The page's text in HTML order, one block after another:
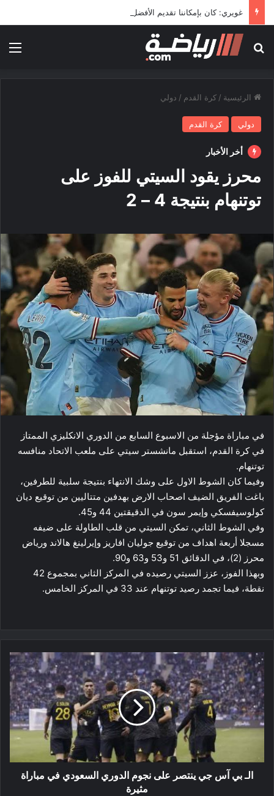
غويري: كان بإمكاننا تقديم الأفضل في المونديال
بحث عن
الرئيسية / كرة القدم / دولي
دولي كرة القدم
أخر الأخبار
محرز يقود السيتي للفوز على
توتنهام بنتيجة 4 – 2
في مباراة مؤجلة من الاسبوع السابع من الدوري الانكليزي الممتاز
في كرة القدم، استقبل ​مانشستر سيتي​ على ​ملعب الاتحاد​ منافسه ​
توتنهام​.
وفيما كان الشوط الاول على وشك الانتهاء بنتيجة سلبية للطرفين،
باغت الفريق الضيف اصحاب الارض بهدفين متتاليين من توقيع ​ديان
كولوسيفسكي​ وإيمر سون في الدقيقتين 44 و45.
وفي الشوط الثاني، تمكن السيتي من قلب الطاولة على ضيفه
مسجلا أربعة اهداف من توقيع جوليان افاريز و​إيرلينغ هالاند​ ورياض
محرز (2)، في الدقائق 51 و53 و63 و90.
وبهذا الفوز، عزز السيتي رصيده في المركز الثاني بمجموع 42
نقطة، فيما تجمد رصيد توتنهام عند 33 في المركز الخامس.
الـ
بي
آس
جي
ينتصر
على
السعودي
الـ بي آس جي ينتصر على نجوم الدوري السعودي في مباراة
مثيرة